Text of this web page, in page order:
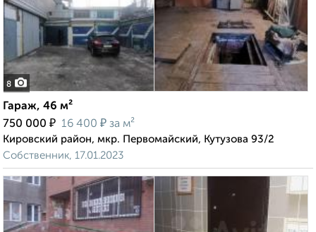
8
Гараж, 46 м²
750 000 ₽ 16 400 ₽ за м²
Кировский район, мкр. Первомайский, Кутузова 93/2
Собственник, 17.01.2023